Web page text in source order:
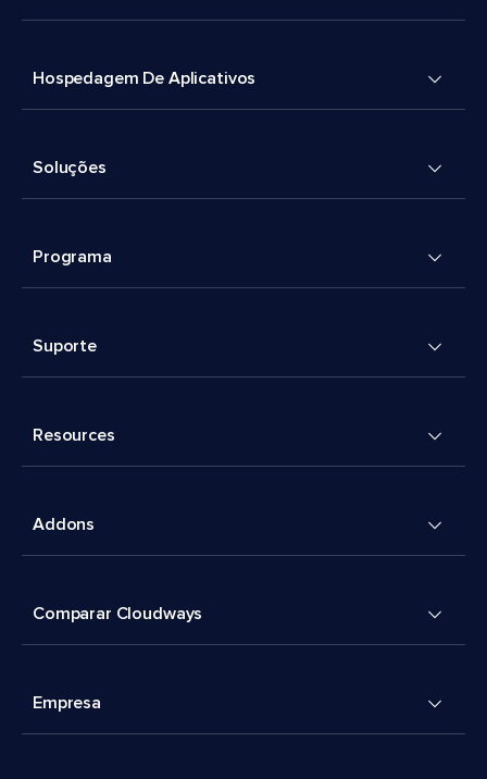
Hospedagem De Aplicativos
Soluções
Programa
Suporte
Resources
Addons
Comparar Cloudways
Empresa